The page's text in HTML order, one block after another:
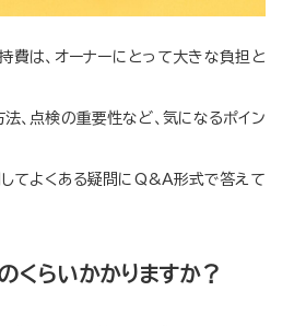
費は、オーナーにとって大きな負担と
、点検の重要性など、気になるポイン
してよくある疑問にQ&A形式で答えて
くらいかかりますか？